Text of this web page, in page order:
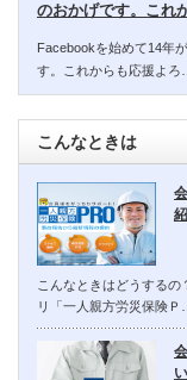
のおかげです。これ
Facebookを始めて14年
す。これからも応援よろ…
こんなときは
こんなときはどうする
リ「一人親方労災保険Ｐ…
い